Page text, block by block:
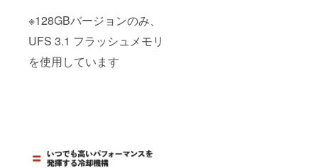
※128GBバージョンのみ、
UFS 3.1 フラッシュメモリ
を使用しています